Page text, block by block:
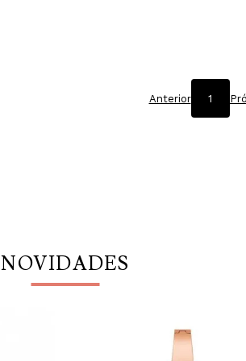
Anterior 1
NOVIDADES